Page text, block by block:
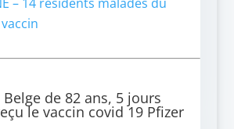
Belge de 82 ans, 5 jours
le vaccin covid 19 Pfizer